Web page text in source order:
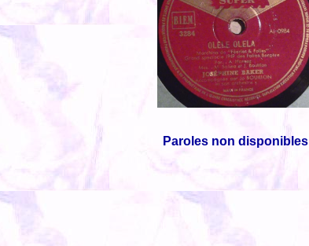
Paroles non disponibles